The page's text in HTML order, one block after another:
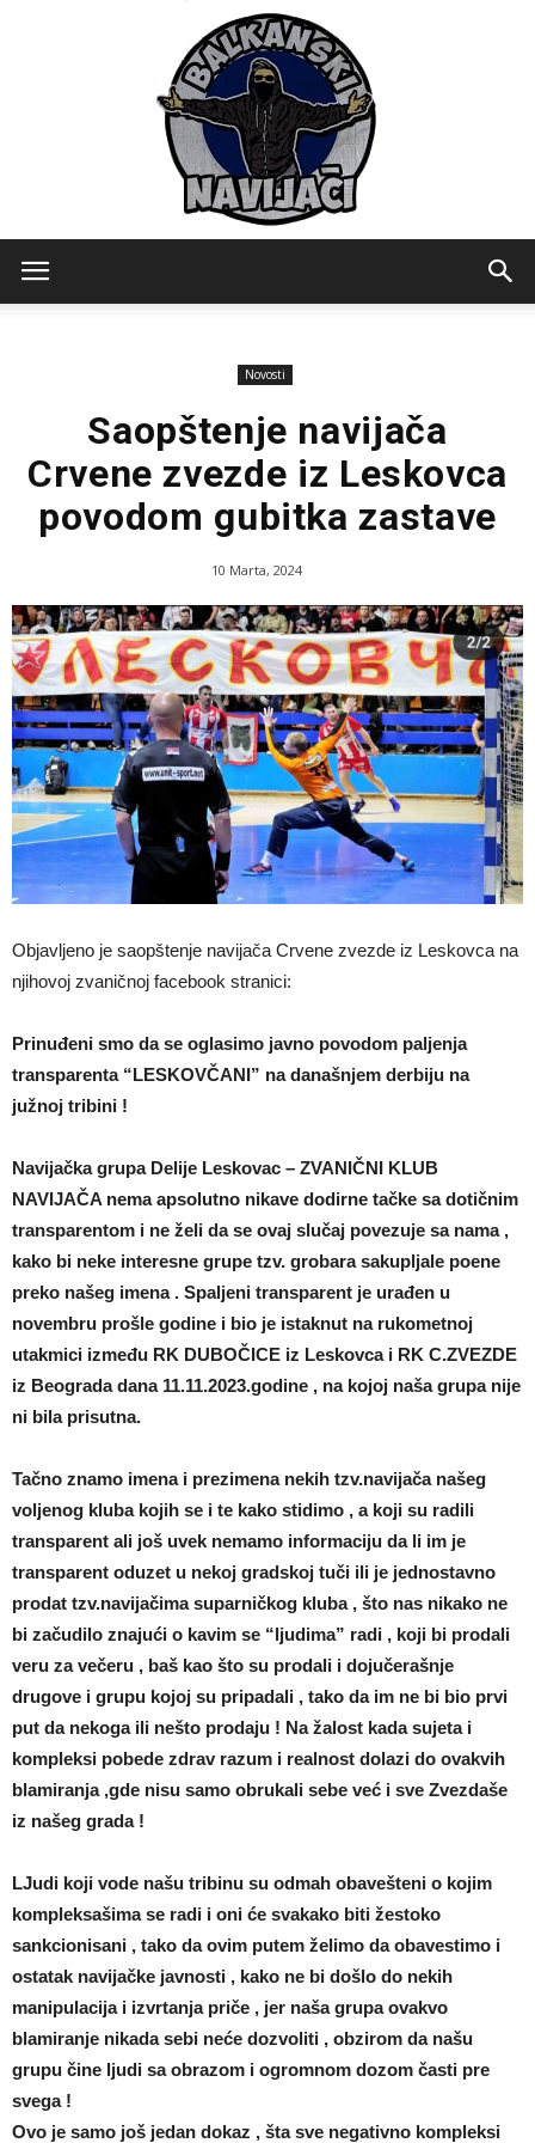
Novosti
Saopštenje navijača
Crvene zvezde iz Leskovca
povodom gubitka zastave
10 Marta, 2024
Objavljeno je saopštenje navijača Crvene zvezde iz Leskovca na
njihovoj zvaničnoj facebook stranici:
Prinuđeni smo da se oglasimo javno povodom paljenja
transparenta “LESKOVČANI” na današnjem derbiju na
južnoj tribini !
Navijačka grupa Delije Leskovac – ZVANIČNI KLUB
NAVIJAČA nema apsolutno nikave dodirne tačke sa dotičnim
transparentom i ne želi da se ovaj slučaj povezuje sa nama ,
kako bi neke interesne grupe tzv. grobara sakupljale poene
preko našeg imena . Spaljeni transparent je urađen u
novembru prošle godine i bio je istaknut na rukometnoj
utakmici između RK DUBOČICE iz Leskovca i RK C.ZVEZDE
iz Beograda dana 11.11.2023.godine , na kojoj naša grupa nije
ni bila prisutna.
Tačno znamo imena i prezimena nekih tzv.navijača našeg
voljenog kluba kojih se i te kako stidimo , a koji su radili
transparent ali još uvek nemamo informaciju da li im je
transparent oduzet u nekoj gradskoj tuči ili je jednostavno
prodat tzv.navijačima suparničkog kluba , što nas nikako ne
bi začudilo znajući o kavim se “ljudima” radi , koji bi prodali
veru za večeru , baš kao što su prodali i dojučerašnje
drugove i grupu kojoj su pripadali , tako da im ne bi bio prvi
put da nekoga ili nešto prodaju ! Na žalost kada sujeta i
kompleksi pobede zdrav razum i realnost dolazi do ovakvih
blamiranja ,gde nisu samo obrukali sebe već i sve Zvezdaše
iz našeg grada !
LJudi koji vode našu tribinu su odmah obavešteni o kojim
kompleksašima se radi i oni će svakako biti žestoko
sankcionisani , tako da ovim putem želimo da obavestimo i
ostatak navijačke javnosti , kako ne bi došlo do nekih
manipulacija i izvrtanja priče , jer naša grupa ovakvo
blamiranje nikada sebi neće dozvoliti , obzirom da našu
grupu čine ljudi sa obrazom i ogromnom dozom časti pre
svega !
Ovo je samo još jedan dokaz , šta sve negativno kompleksi